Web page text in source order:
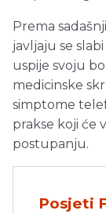
Prema
javljaju se
uspije svoju
medicinske
simptome
prakse koji će
postupanju.
Posjeti